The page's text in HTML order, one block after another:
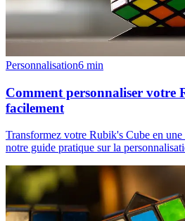
Personnalisation6 min
Comment personnaliser votre
facilement
Transformez votre Rubik's Cube en
notre guide pratique sur la